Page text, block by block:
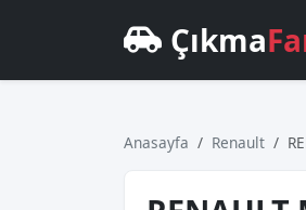
Çıkma
Anasayfa Renault